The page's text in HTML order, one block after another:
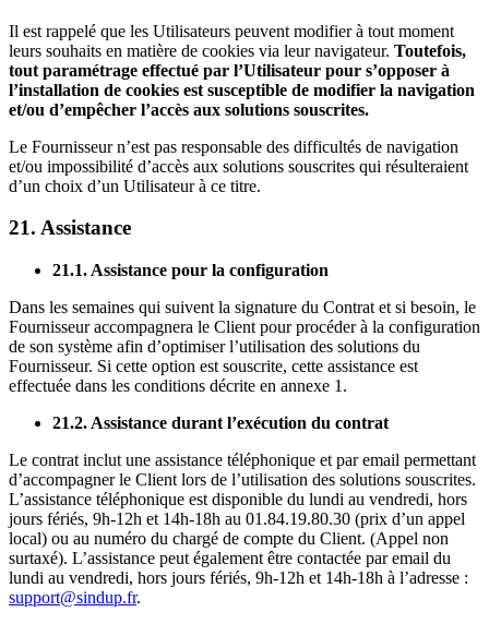
Il est rappelé que les Utilisateurs peuvent modifier à tout moment
leurs souhaits en matière de cookies via leur navigateur. Toutefois,
tout paramétrage effectué par l’Utilisateur pour s’opposer à
l’installation de cookies est susceptible de modifier la navigation
et/ou d’empêcher l’accès aux solutions souscrites.
Le Fournisseur n’est pas responsable des difficultés de navigation
et/ou impossibilité d’accès aux solutions souscrites qui résulteraient
d’un choix d’un Utilisateur à ce titre.
21. Assistance
21.1. Assistance pour la configuration
Dans les semaines qui suivent la signature du Contrat et si besoin, le
Fournisseur accompagnera le Client pour procéder à la configuration
de son système afin d’optimiser l’utilisation des solutions du
Fournisseur. Si cette option est souscrite, cette assistance est
effectuée dans les conditions décrite en annexe 1.
21.2. Assistance durant l’exécution du contrat
Le contrat inclut une assistance téléphonique et par email permettant
d’accompagner le Client lors de l’utilisation des solutions souscrites.
L’assistance téléphonique est disponible du lundi au vendredi, hors
jours fériés, 9h-12h et 14h-18h au 01.84.19.80.30 (prix d’un appel
local) ou au numéro du chargé de compte du Client. (Appel non
surtaxé). L’assistance peut également être contactée par email du
lundi au vendredi, hors jours fériés, 9h-12h et 14h-18h à l’adresse :
support@sindup.fr.